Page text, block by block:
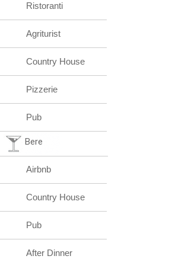
Ristoranti
Agriturist
Country House
Pizzerie
Pub
Bere
Airbnb
Country House
Pub
After Dinner